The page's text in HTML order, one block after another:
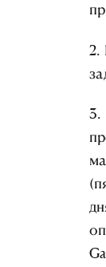
2.
3.